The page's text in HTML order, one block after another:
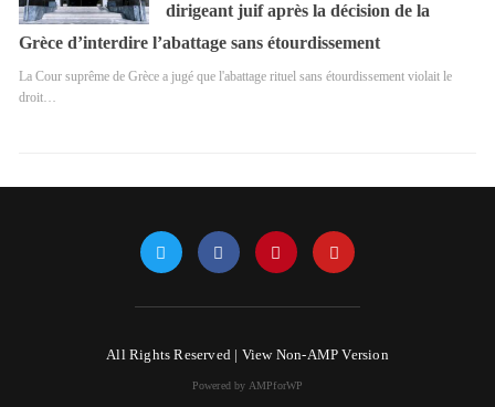
dirigeant juif après la décision de la
Grèce d’interdire l’abattage sans étourdissement
La Cour suprême de Grèce a jugé que l'abattage rituel sans étourdissement violait le
droit…
All Rights Reserved | View Non-AMP Version
Powered by AMPforWP